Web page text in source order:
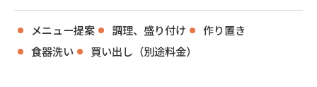
メニュー提案 調理、盛り付け
作り置き
食器洗い
買い出し（別途料金）